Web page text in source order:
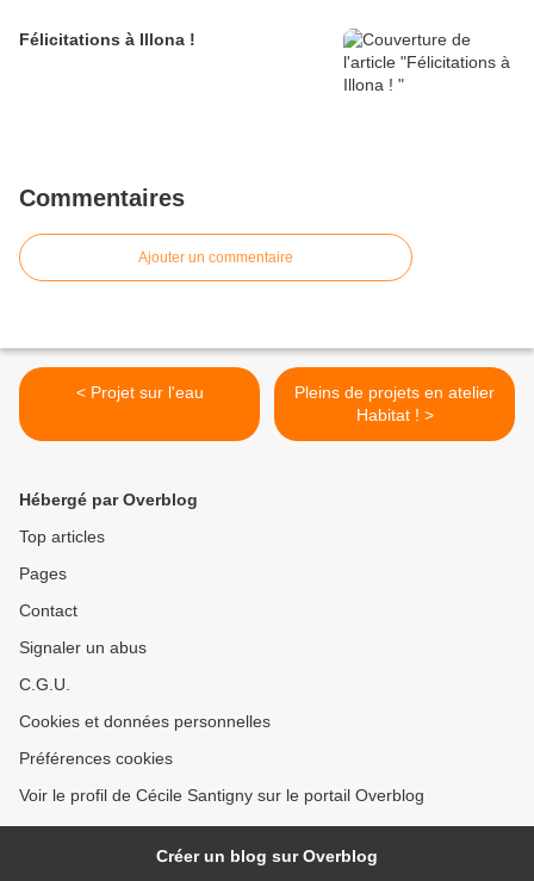
Félicitations à Illona !
Commentaires
Ajouter un commentaire
< Projet sur l'eau
Pleins de projets en atelier
Habitat ! >
Hébergé par Overblog
Top articles
Pages
Contact
Signaler un abus
C.G.U.
Cookies et données personnelles
Préférences cookies
Voir le profil de Cécile Santigny sur le portail Overblog
Créer un blog sur Overblog